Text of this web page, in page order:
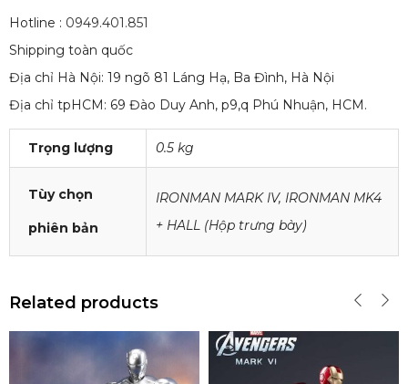
Hotline : 0949.401.851
Shipping toàn quốc
Địa chỉ Hà Nội: 19 ngõ 81 Láng Hạ, Ba Đình, Hà Nội
Địa chỉ tpHCM: 69 Đào Duy Anh, p9,q Phú Nhuận, HCM.
Trọng lượng 0.5 kg
Tùy chọn
phiên bản
IRONMAN MARK IV, IRONMAN MK4
+ HALL (Hộp trưng bày)
Related products